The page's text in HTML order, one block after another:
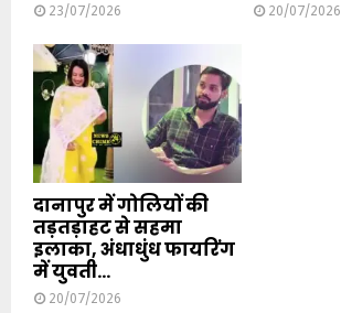
23/07/2026 20/07/2026
दानापुर में गोलियों की
तड़तड़ाहट से सहमा
इलाका, अंधाधुंध फायरिंग
में युवती...
20/07/2026